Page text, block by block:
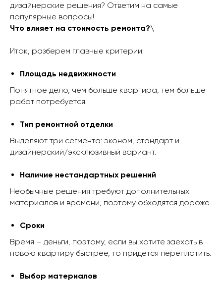
дизайнерские решения? Ответим на самые
популярные вопросы!
Что влияет на стоимость ремонта?\
Итак, разберем главные критерии:
Площадь недвижимости
Понятное дело, чем больше квартира, тем больше
работ потребуется.
Тип ремонтной отделки
Выделяют три сегмента: эконом, стандарт и
дизайнерский/эксклюзивный вариант.
Наличие нестандартных решений
Необычные решения требуют дополнительных
материалов и времени, поэтому обходятся дороже.
Сроки
Время – деньги, поэтому, если вы хотите заехать в
новою квартиру быстрее, то придется переплатить.
Выбор материалов